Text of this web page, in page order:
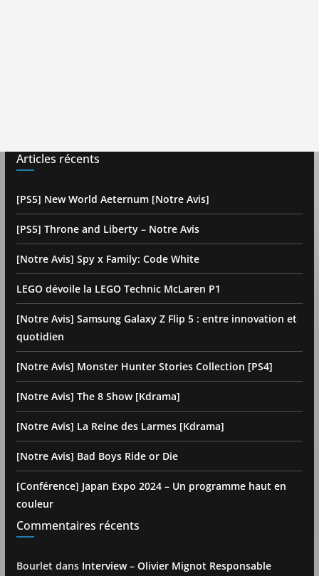
Articles récents
[PS5] New World Aeternum [Notre Avis]
[PS5] Throne and Liberty – Notre Avis
[Notre Avis] Spy x Family: Code White
LEGO dévoile la LEGO Technic McLaren P1
[Notre Avis] Samsung Galaxy Z Flip 5 : entre innovation et
quotidien
[Notre Avis] Monster Hunter Stories Collection [PS4]
[Notre Avis] The 8 Show [Kdrama]
[Notre Avis] La Reine des Larmes [Kdrama]
[Notre Avis] Bad Boys Ride or Die
[Conférence] Japan Expo 2024 – Un programme haut en
couleur
Commentaires récents
Bourlet dans Interview – Olivier Mignot Responsable